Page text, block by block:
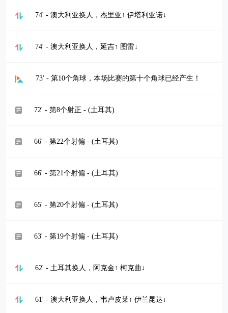
74' - 澳大利亚换人，杰里亚↑ 伊塔利亚诺↓
74' - 澳大利亚换人，延吉↑ 图雷↓
73' - 第10个角球，本场比赛的第十个角球已经产生！
72' - 第8个射正 - (土耳其)
66' - 第22个射偏 - (土耳其)
66' - 第21个射偏 - (土耳其)
65' - 第20个射偏 - (土耳其)
63' - 第19个射偏 - (土耳其)
62' - 土耳其换人，阿克金↑ 柯克曲↓
61' - 澳大利亚换人，韦卢皮莱↑ 伊兰昆达↓